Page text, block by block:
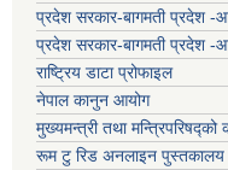
प्रदेश सरकार-बागमती प्रदेश -
प्रदेश सरकार-बागमती प्रदेश -
राष्ट्रिय डाटा प्रोफाइल
नेपाल कानुन आयोग
मुख्यमन्त्री तथा मन्त्रिपरिषद्को
रूम टु रिड अनलाइन पुस्तकालय